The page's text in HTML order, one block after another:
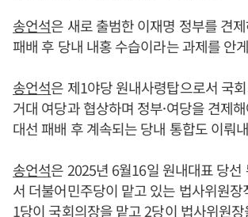
송언석은 새로 출범한 이재명 정부를 견
패배 후 당내 내홍 수습이라는 과제를 안
송언석은 제1야당 원내사령탑으로서 국
거대 여당과 협상하며 정부·여당을 견제
대선 패배 후 계속되는 당내 통합도 이뤄
송언석은 2025년 6월16일 원내대표 당선
서 더불어민주당이 맡고 있는 법사위원장
1당이 국회의장을 맡고 2당이 법사위원